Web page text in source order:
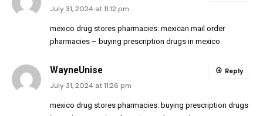
July 31, 2024 at 11:12 pm
mexico drug stores pharmacies: mexican mail order
pharmacies – buying prescription drugs in mexico
WayneUnise
July 31, 2024 at 11:26 pm
mexico drug stores pharmacies: buying prescription drugs
Reply